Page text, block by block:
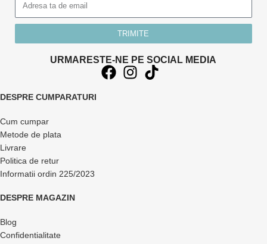
TRIMITE
URMARESTE-NE PE SOCIAL MEDIA
DESPRE CUMPARATURI
Cum cumpar
Metode de plata
Livrare
Politica de retur
Informatii ordin 225/2023
DESPRE MAGAZIN
Blog
Confidentialitate